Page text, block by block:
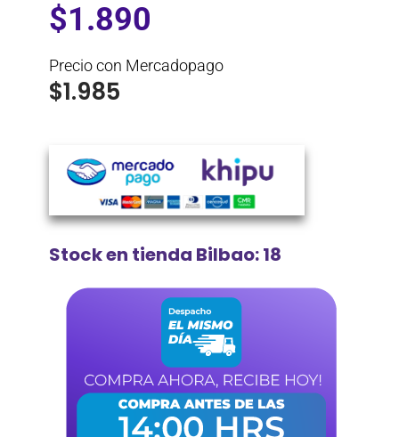
$1.890
Precio con Mercadopago
$1.985
Stock en tienda Bilbao: 18